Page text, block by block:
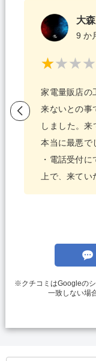
大
9 か
家電量販店の
来ないとの事
しました。
本当に最悪で
・電話受付
上で、来て
る状態を確認
交換は高い
回の様に何
に連絡があ
の状況や、状
※クチコミはGoogleの
一致しない場